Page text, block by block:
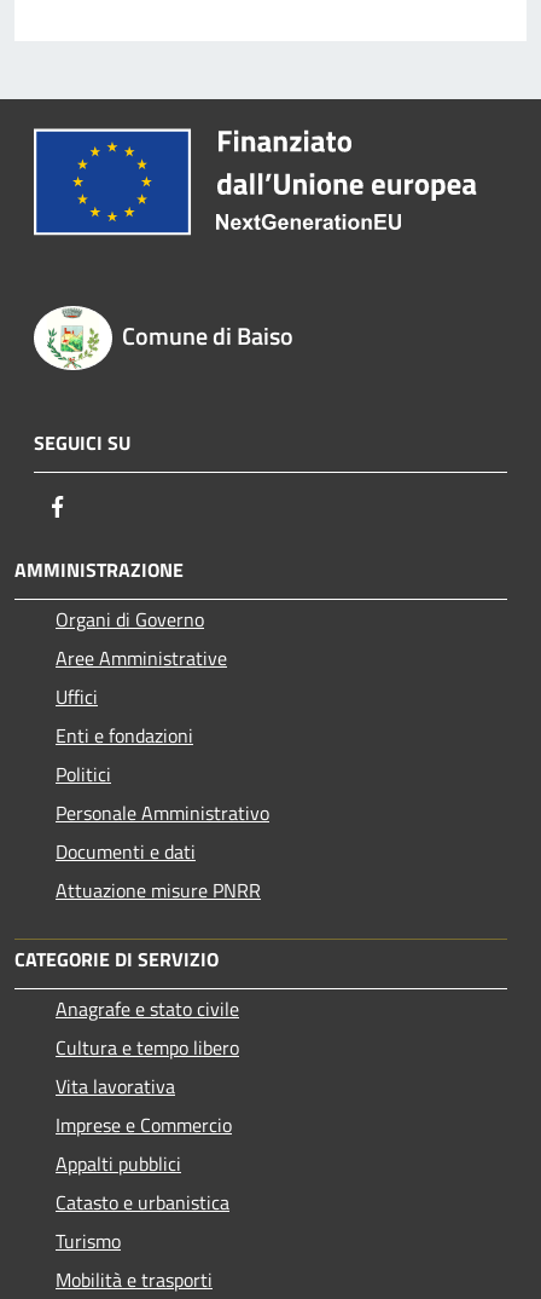
Comune di Baiso
SEGUICI SU
AMMINISTRAZIONE
Organi di Governo
Aree Amministrative
Uffici
Enti e fondazioni
Politici
Personale Amministrativo
Documenti e dati
Attuazione misure PNRR
CATEGORIE DI SERVIZIO
Anagrafe e stato civile
Cultura e tempo libero
Vita lavorativa
Imprese e Commercio
Appalti pubblici
Catasto e urbanistica
Turismo
Mobilità e trasporti